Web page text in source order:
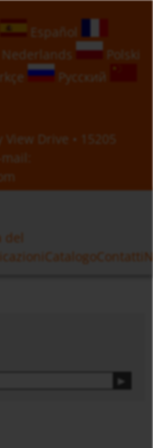
Español
Polski
Русский
Drive • 15205
del
CatalogoContatti